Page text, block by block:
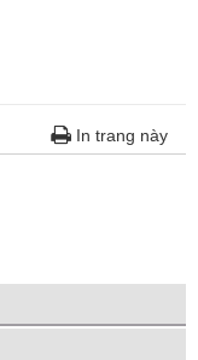
In trang này